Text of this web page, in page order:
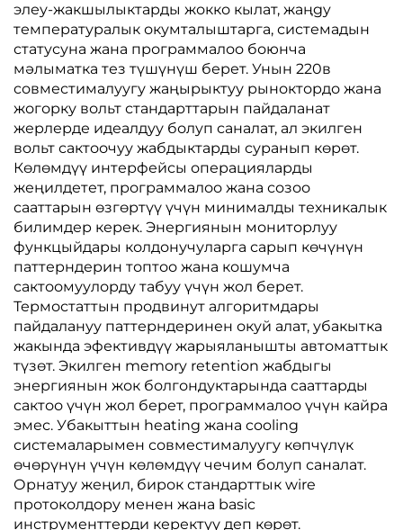
элеу-жакшылыктарды жокко кылат, жаңgy
температуралык окумталыштарга, системадын
статусуна жана программалоо боюнча
мәлыматка тез түшүнүш берет. Унын 220в
совместималуугу жаңырыктуу рыноктордо жана
жогорку вольт стандарттарын пайдаланат
жерлерде идеалдуу болуп саналат, ал экилген
вольт сактоочуу жабдыктарды суранып көрөт.
Көлөмдүү интерфейсы операцияларды
жеңилдетет, программалоо жана созоо
сааттарын өзгөртүү үчүн минималды техникалык
билимдер керек. Энергиянын мониторлуу
функцыйдары колдонучуларга сарып көчүнүн
паттерндерин топтоо жана кошумча
сактоомуулорду табуу үчүн жол берет.
Термостаттын продвинут алгоритмдары
пайдалануу паттерндеринен окуй алат, убакытка
жакында эфективдүү жарыяланышты автоматтык
түзөт. Экилген memory retention жабдыгы
энергиянын жок болгондуктарында сааттарды
сактоо үчүн жол берет, программалоо үчүн кайра
эмес. Убакыттын heating жана cooling
системаларымен совместималуугу көпчүлүк
өчөрүнүн үчүн көлөмдүү чечим болуп саналат.
Орнатуу жеңил, бирок стандарттык wire
протоколдору менен жана basic
инструменттерди керектүү деп көрөт.